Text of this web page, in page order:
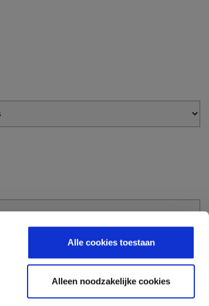
Alle cookies toestaan
Alleen noodzakelijke cookies